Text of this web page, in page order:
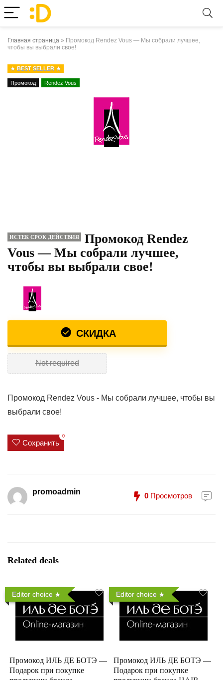
Главная страница » Промокод Rendez Vous — Мы собрали лучшее,
чтобы вы выбрали свое!
BEST SELLER
Промокод Rendez Vous
ИСТЕК СРОК ДЕЙСТВИЯ
Промокод Rendez
Vous — Мы собрали лучшее,
чтобы вы выбрали свое!
СКИДКА
Not required
Промокод Rendez Vous - Мы собрали лучшее, чтобы вы
выбрали свое!
Сохранить
0
promoadmin 0 Просмотров
Related deals
Editor choice
Промокод ИЛЬ ДЕ БОТЭ —
Подарок при покупке
Editor choice
Промокод ИЛЬ ДЕ БОТЭ —
Подарок при покупке